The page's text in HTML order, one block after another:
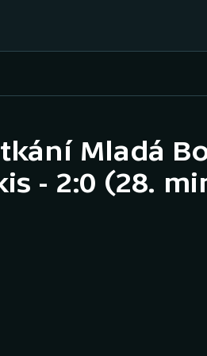
Baseball a softbal
Basketbal
Mladá
- 2:0 (28.